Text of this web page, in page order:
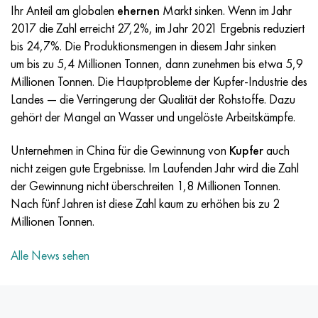
Ihr Anteil am globalen ehernen Markt sinken. Wenn im Jahr
2017 die Zahl erreicht 27,2%, im Jahr 2021 Ergebnis reduziert
bis 24,7%. Die Produktionsmengen in diesem Jahr sinken
um bis zu 5,4 Millionen Tonnen, dann zunehmen bis etwa 5,9
Millionen Tonnen. Die Hauptprobleme der Kupfer-Industrie des
Landes — die Verringerung der Qualität der Rohstoffe. Dazu
gehört der Mangel an Wasser und ungelöste Arbeitskämpfe.
Unternehmen in China für die Gewinnung von Kupferauch
nicht zeigen gute Ergebnisse. Im Laufenden Jahr wird die Zahl
der Gewinnung nicht überschreiten 1,8 Millionen Tonnen.
Nach fünf Jahren ist diese Zahl kaum zu erhöhen bis zu 2
Millionen Tonnen.
Alle News sehen
Incotherm
Incotest
Jethete M152
Kobalt 6B
Martensitaushärtung 250
Renee 41
Martensitaushärtung 300
Martensitaushärtung 350
47ND
47NHR
49KF
49K2F/49K2FA-VI
50H
50NP
50NHS
52H
HN62VMYUT
HN62MVKYU
HN63MB
HN65VM
HN65VMTYU
HN67MVTYU
HN68VKTYU
HN68VMTYUK-VD
VT-35
PT-1M
PT-3V
PT-7M
2V
SPT-2 Schweißdraht
AT3
3М
1.4466 - aisi 310MoLn
Legierung Al6xn
15-7Ph® - 1.4532
PH 13-8 Mo - 1.4534
1.4542 - 17-4Ph®.
Custom 455® - 1.4543 - uns s45500
1.4545 - 15-5Ph®
1.4548 - 17-4Ph®.
10H17N13М3Т
10H18N18YU4D
11H11N2V2МF
12H18N9Т
13H11N2V2МF
15H11MF
15H12VNMF
15H12N2МVFAB
2.0872, CuNi10Fe1Mn, Cw352h
Silicium-Aluminium-Bronze
CW301G, C64200
Siliciumbronze
C65500, CuAl11Fe3
C65620, CuSi3Fe2Zn3
C65100, CuSi1,5
Zinn-Blei-Bronze
Rotmessing
C84400, CuSn2ZnPb
C83600, CuSn5ZnPb
45G2, 45g2, aisi 1144
Baustahl legiert
10g2, 10g2, aisi 1513
12X2H4A,15NiCr13, 1.5752
АS14, 11SMnPb30
20G, 20mn5
20HN3А, aisi 4320, 20hn3a
20HМ, 24CrMo5, 20hm
R6M5, 1.3343, hs6-5-2, sw7m
R6M5K5, 1.3243, hs6-5-2-5
R6М5F3, 1.3344, hs6-5-3
R9М4К8,1.3207
R12F3, 1.3318, sw12
R18, 1.3355, hs18-0-1, sw18
Kohlenstoffstahl
U10,1.1645, C105W1